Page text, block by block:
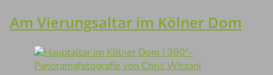
Am Vierungsaltar im Kölner Dom